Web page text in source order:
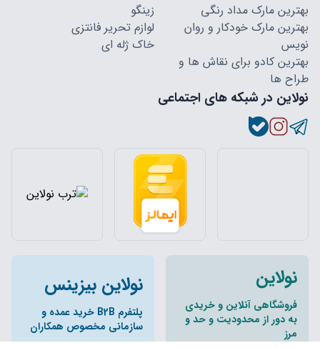
بهترین مارک مداد رنگی
بهترین مارک خودکار و روان
نویس
بهترین کادو برای نقاش ها و
طراح ها
زینگو
لوازم تحریر فانتزی
خاک ژله ای
نولاین در شبکه های اجتماعی
نولاین
فروشگاهی آنلاین و خریدی
به دور از محدودیت و حد و
مرز
نولاین بیزینس
پلتفرم B2B خرید عمده و
سازمانی مخصوص همکاران